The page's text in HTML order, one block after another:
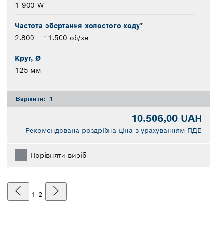
1 900 W
Частота обертання холостого ходу*
2.800 – 11.500 об/хв
Круг, Ø
125 мм
Варіанти: 1
10.506,00 UAH
Рекомендована роздрібна ціна з урахуванням ПДВ
Порівняти виріб
1 2